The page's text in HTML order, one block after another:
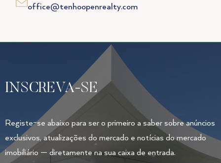
office@tenhoopenrealty.com
INSCREVA-SE
Registe-se abaixo para ser o primeiro a saber sobre anúncios
exclusivos, atualizações do mercado e notícias do mercado
imobiliário — diretamente na sua caixa de entrada.